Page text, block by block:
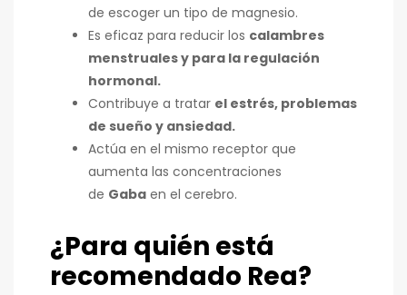
de escoger un tipo de magnesio.
Es eficaz para reducir los calambres
menstruales y para la regulación
hormonal.
Contribuye a tratar el estrés, problemas
de sueño y ansiedad.
Actúa en el mismo receptor que
aumenta las concentraciones
de Gaba en el cerebro.
¿Para quién está
recomendado Rea?